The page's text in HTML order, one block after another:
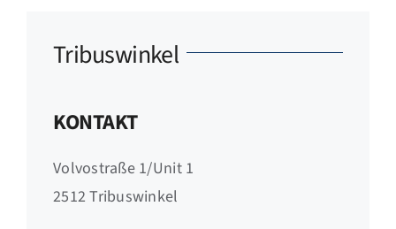
KATALOGE
ÜBER UNS
Tribuswinkel
KONTAKT
Volvostraße 1/Unit 1
2512 Tribuswinkel